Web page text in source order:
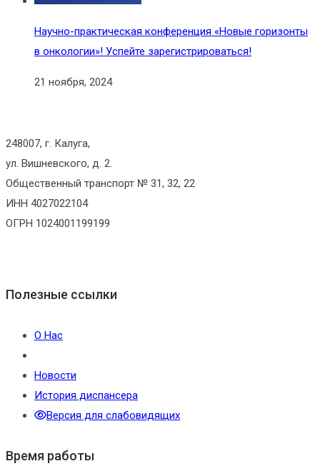
Научно-практическая конференция «Новые горизонты
в онкологии»! Успейте зарегистрироваться!
21 ноября, 2024
248007, г. Калуга,
ул. Вишневского, д. 2.
Общественный транспорт № 31, 32, 22
ИНН 4027022104
ОГРН 1024001199199
Полезные ссылки
О Нас
Новости
История диспансера
Версия для слабовидящих
Время работы